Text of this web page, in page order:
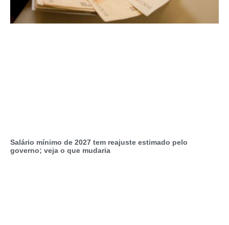
Salário mínimo de 2027 tem reajuste estimado pelo
governo; veja o que mudaria